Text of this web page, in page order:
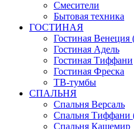
Смесители
Бытовая техника
ГОСТИНАЯ
Гостиная Венеция
Гостиная Адель
Гостиная Тиффани
Гостиная Фреска
ТВ-тумбы
СПАЛЬНЯ
Спальня Версаль
Спальня Тиффани
Спальня Кашемир